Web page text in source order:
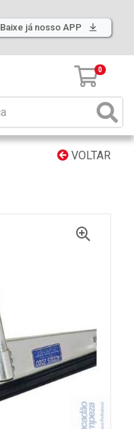
Baixe já nosso APP
0
VOLTAR